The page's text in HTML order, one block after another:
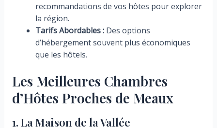
recommandations de vos hôtes pour explorer
la région.
Tarifs Abordables :Des options
d’hébergement souvent plus économiques
que les hôtels.
Les Meilleures Chambres
d’Hôtes Proches de Meaux
1. La Maison de la Vallée